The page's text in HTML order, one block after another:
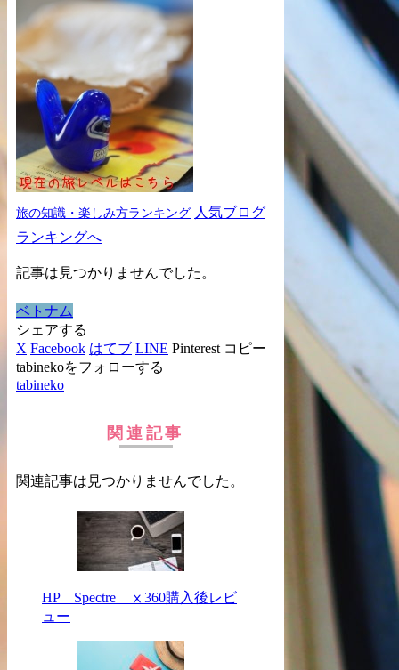
旅の知識・楽しみ方ランキング 人気ブログ
ランキングへ
記事は見つかりませんでした。
ベトナム
シェアする
X Facebook はてブ LINE Pinterest コピー
tabinekoをフォローする
tabineko
関連記事
関連記事は見つかりませんでした。
HP Spectre ⅹ360購入後レビ
ュー